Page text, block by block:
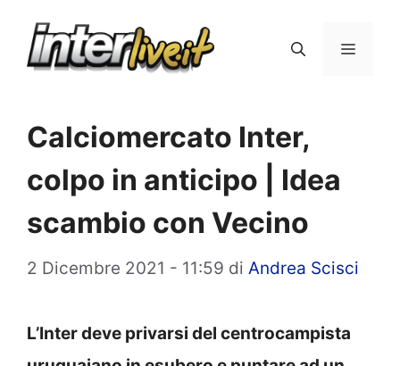
Menu
Calciomercato Inter,
colpo in anticipo | Idea
scambio con Vecino
2 Dicembre 2021 - 11:59 di Andrea Scisci
L’Inter deve privarsi del centrocampista